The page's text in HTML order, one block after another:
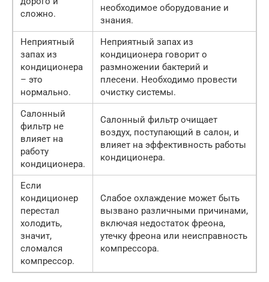
сложно.
необходимое оборудование и
знания.
Неприятный
запах из
кондиционера
– это
нормально.
Неприятный запах из
кондиционера говорит о
размножении бактерий и
плесени. Необходимо провести
очистку системы.
Салонный
фильтр не
влияет на
работу
кондиционера.
Салонный фильтр очищает
воздух, поступающий в салон, и
влияет на эффективность работы
кондиционера.
Если
кондиционер
перестал
холодить,
значит,
сломался
компрессор.
Слабое охлаждение может быть
вызвано различными причинами,
включая недостаток фреона,
утечку фреона или неисправность
компрессора.